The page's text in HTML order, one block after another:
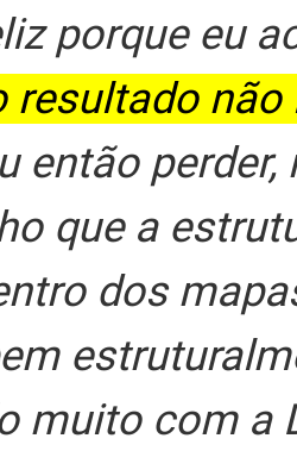
porque eu
resultado
então
que a
dos
muito com a